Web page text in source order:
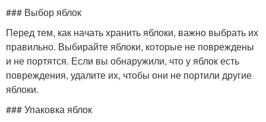
### Выбор яблок
Перед тем, как начать хранить яблоки, важно выбрать их
правильно. Выбирайте яблоки, которые не повреждены
и не портятся. Если вы обнаружили, что у яблок есть
повреждения, удалите их, чтобы они не портили другие
яблоки.
### Упаковка яблок